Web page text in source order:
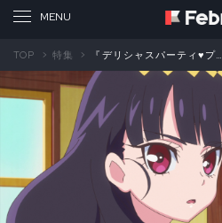
TOP 特集 『デリシャスパーティ♥プリキュア』 声優・茅野愛衣が語る生徒会長・菓彩あまね